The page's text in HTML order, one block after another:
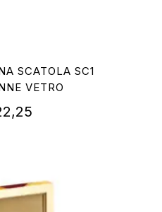
SCATOLA SC1
VETRO